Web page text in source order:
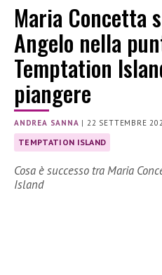
Maria Concetta
Angelo nella
Temptation
piangere
ANDREA SANNA |22 SETTEMBRE
TEMPTATION ISLAND
Cosa è successo tra Maria
Island